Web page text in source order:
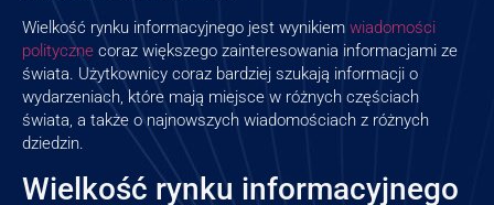
Wielkość rynku informacyjnego jest wynikiem wiadomości
polityczne coraz większego zainteresowania informacjami ze
świata. Użytkownicy coraz bardziej szukają informacji o
wydarzeniach, które mają miejsce w różnych częściach
świata, a także o najnowszych wiadomościach z różnych
dziedzin.
Wielkość rynku informacyjnego